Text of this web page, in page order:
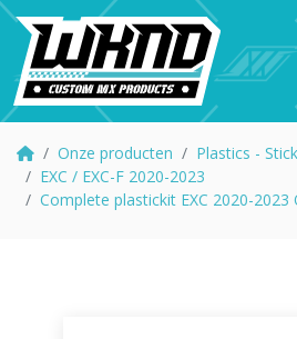
Onze producten Plastics -
EXC / EXC-F 2020-2023
Complete plastickit EXC 2020-